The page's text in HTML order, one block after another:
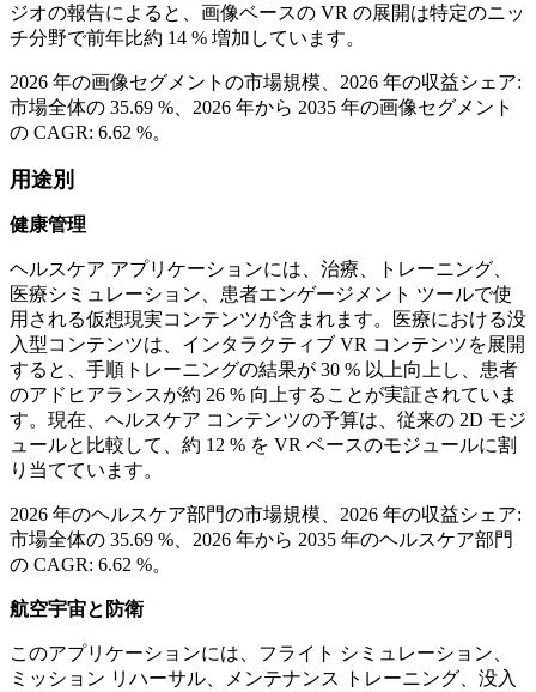
ジオの報告によると、画像ベースの VR の展開は特定のニッ
チ分野で前年比約 14 % 増加しています。
2026 年の画像セグメントの市場規模、2026 年の収益シェア:
市場全体の 35.69 %、2026 年から 2035 年の画像セグメント
の CAGR: 6.62 %。
用途別
健康管理
ヘルスケア アプリケーションには、治療、トレーニング、
医療シミュレーション、患者エンゲージメント ツールで使
用される仮想現実コンテンツが含まれます。医療における没
入型コンテンツは、インタラクティブ VR コンテンツを展開
すると、手順トレーニングの結果が 30 % 以上向上し、患者
のアドヒアランスが約 26 % 向上することが実証されていま
す。現在、ヘルスケア コンテンツの予算は、従来の 2D モジ
ュールと比較して、約 12 % を VR ベースのモジュールに割
り当てています。
2026 年のヘルスケア部門の市場規模、2026 年の収益シェア:
市場全体の 35.69 %、2026 年から 2035 年のヘルスケア部門
の CAGR: 6.62 %。
航空宇宙と防衛
このアプリケーションには、フライト シミュレーション、
ミッション リハーサル、メンテナンス トレーニング、没入